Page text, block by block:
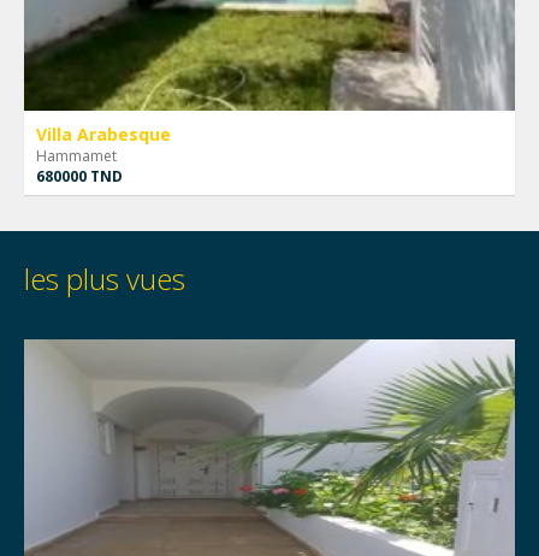
Villa Arabesque
Hammamet
680000 TND
les plus vues